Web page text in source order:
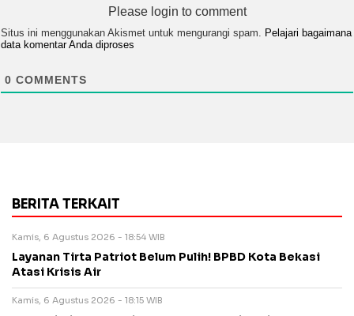
Please login to comment
Situs ini menggunakan Akismet untuk mengurangi spam. Pelajari bagaimana
data komentar Anda diproses
0 COMMENTS
BERITA TERKAIT
Kamis, 6 Agustus 2026 - 18:54 WIB
Layanan Tirta Patriot Belum Pulih! BPBD Kota Bekasi
Atasi Krisis Air
Kamis, 6 Agustus 2026 - 18:15 WIB